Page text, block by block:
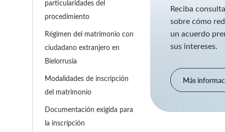
particularidades del
procedimiento
Régimen del matrimonio con
ciudadano extranjero en
Bielorrusia
Modalidades de inscripción
del matrimonio
Documentación exigida para
la inscripción
Reciba
sobre cómo
un acuerdo
sus intereses.
Más